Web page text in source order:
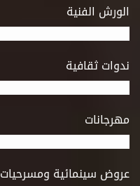
الورش الفنية
ندوات ثقافية
مهرجانات
عروض سينمائية ومسرحيات